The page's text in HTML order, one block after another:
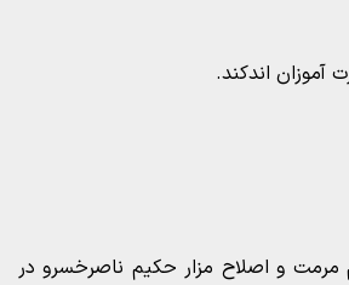
آموزان اندکند.
مرمت و اصلاح مزار حکیم ناصرخسرو در